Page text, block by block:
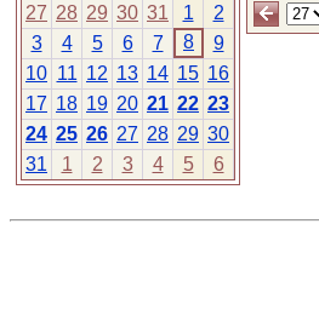
27 28 29 30 31 1
2
3
4 5 6 7 8
9
10 11 12 13 14 15 16
17 18 19 20 21 22 23
24 25 26 27 28 29 30
31
1 2 3 4 5 6